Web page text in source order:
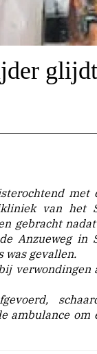
met
van het
gebracht
Anzueweg in
was gevallen.
verwondingen
ambulance om